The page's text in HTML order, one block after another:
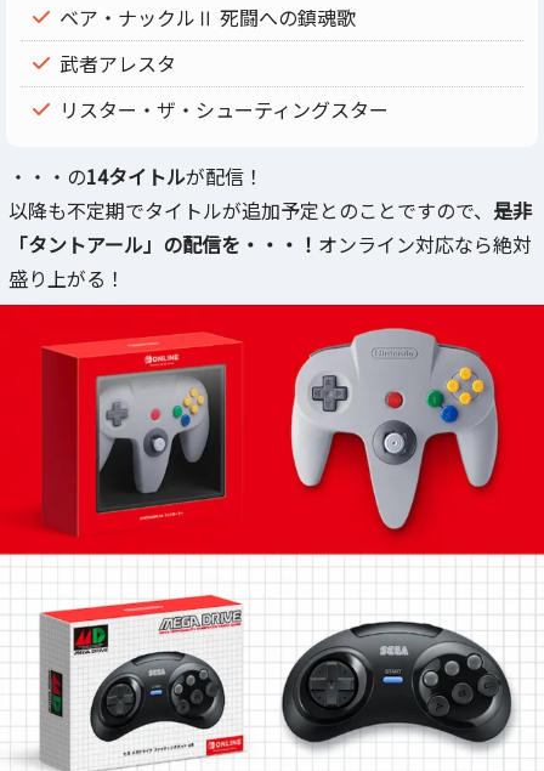
ベア・ナックルⅡ 死闘への鎮魂歌
武者アレスタ
リスター・ザ・シューティングスター
・・・の14タイトルが配信！
以降も不定期でタイトルが追加予定とのことですので、 是非
「タントアール」の配信を・・・！ オンライン対応なら絶対
盛り上がる！